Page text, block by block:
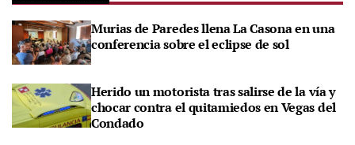
Murias de Paredes llena La Casona en una
conferencia sobre el eclipse de sol
Herido un motorista tras salirse de la vía y
chocar contra el quitamiedos en Vegas del
Condado